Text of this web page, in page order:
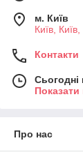
м. Київ
Київ,
Контакти
Показати
Про нас